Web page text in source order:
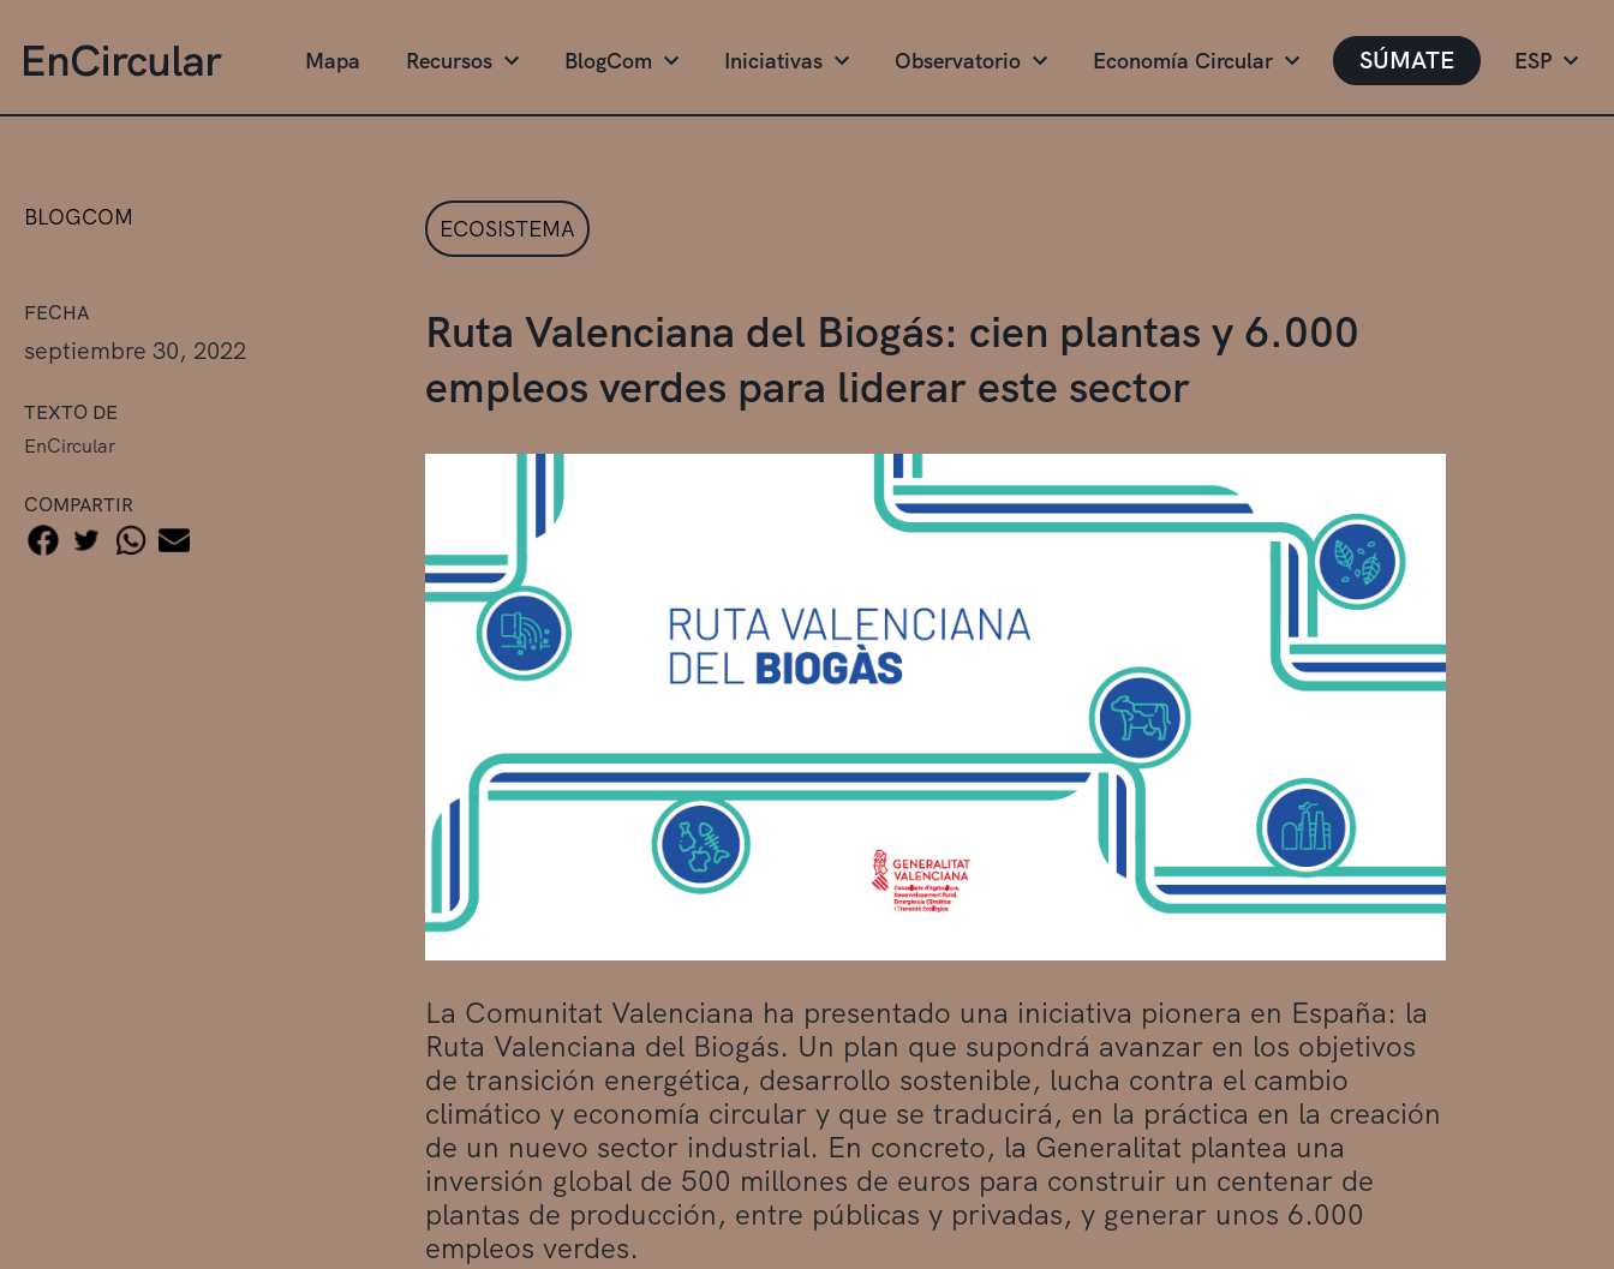
Mapa Recursos BlogCom Iniciativas Observatorio Economía Circular SÚMATE ESP
BLOGCOM
FECHA
septiembre 30, 2022
TEXTO DE
EnCircular
COMPARTIR
ECOSISTEMA
Ruta Valenciana del Biogás: cien plantas y 6.000
empleos verdes para liderar este sector
La Comunitat Valenciana ha presentado una iniciativa pionera en España: la
Ruta Valenciana del Biogás. Un plan que supondrá avanzar en los objetivos
de transición energética, desarrollo sostenible, lucha contra el cambio
climático y economía circular y que se traducirá, en la práctica en la creación
de un nuevo sector industrial. En concreto, la Generalitat plantea una
inversión global de 500 millones de euros para construir un centenar de
plantas de producción, entre públicas y privadas, y generar unos 6.000
empleos verdes.